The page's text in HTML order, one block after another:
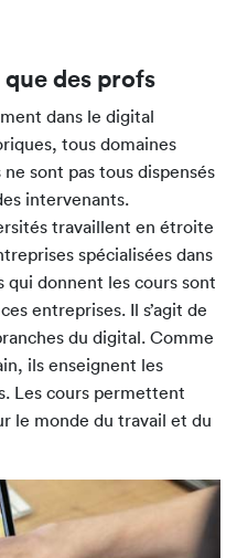
des profs
dans le digital
tous domaines
sont pas tous dispensés
intervenants.
travaillent en étroite
spécialisées dans
donnent les cours sont
entreprises. Il s’agit de
du digital. Comme
ils enseignent les
Les cours permettent
le monde du travail et du